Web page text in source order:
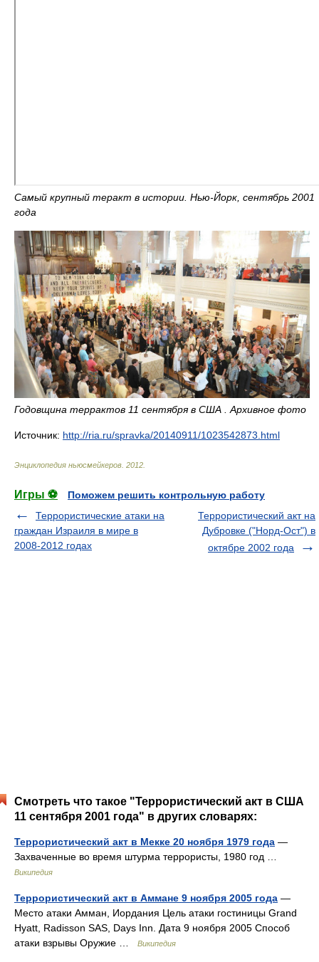
Самый крупный теракт в истории. Нью-Йорк, сентябрь 2001
года
Годовщина террактов 11 сентября в США . Архивное фото
Источник: http://ria.ru/spravka/20140911/1023542873.html
Энциклопедия ньюсмейкеров 2012
Игры ⚽
Поможем решить контрольную работу
Террористические атаки на
граждан Израиля в мире в
2008-2012 годах
Террористический акт на
Дубровке ("Норд-Ост") в
октябре 2002 года
Смотреть что такое "Террористический акт в США
11 сентября 2001 года" в других словарях:
Террористический акт в Мекке 20 ноября 1979 года —
Захваченные во время штурма террористы, 1980 год …
Википедия
Террористический акт в Аммане 9 ноября 2005 года —
Место атаки Амман, Иордания Цель атаки гостиницы Grand
Hyatt, Radisson SAS, Days Inn. Дата 9 ноября 2005 Способ
атаки взрывы Оружие …
Википедия